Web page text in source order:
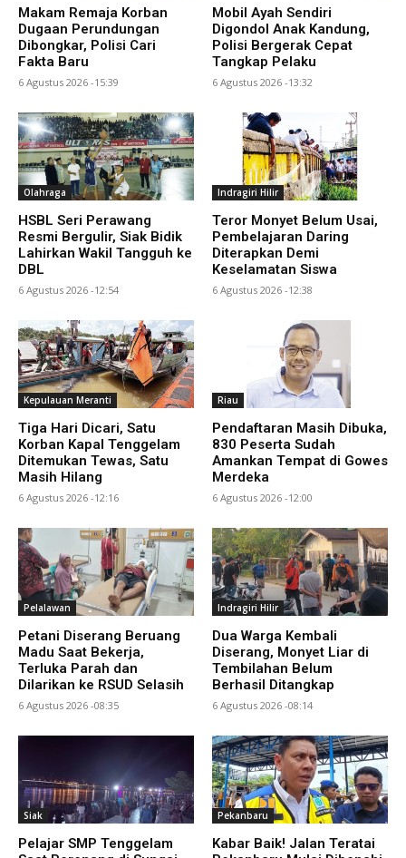
Makam Remaja Korban
Dugaan Perundungan
Dibongkar, Polisi Cari
Fakta Baru
6 Agustus 2026 -15:39
Mobil Ayah Sendiri
Digondol Anak Kandung,
Polisi Bergerak Cepat
Tangkap Pelaku
6 Agustus 2026 -13:32
Olahraga
HSBL Seri Perawang
Resmi Bergulir, Siak Bidik
Lahirkan Wakil Tangguh ke
DBL
6 Agustus 2026 -12:54
Indragiri Hilir
Teror Monyet Belum Usai,
Pembelajaran Daring
Diterapkan Demi
Keselamatan Siswa
6 Agustus 2026 -12:38
Kepulauan Meranti
Tiga Hari Dicari, Satu
Korban Kapal Tenggelam
Ditemukan Tewas, Satu
Masih Hilang
6 Agustus 2026 -12:16
Riau
Pendaftaran Masih Dibuka,
830 Peserta Sudah
Amankan Tempat di Gowes
Merdeka
6 Agustus 2026 -12:00
Pelalawan
Petani Diserang Beruang
Madu Saat Bekerja,
Terluka Parah dan
Dilarikan ke RSUD Selasih
6 Agustus 2026 -08:35
Indragiri Hilir
Dua Warga Kembali
Diserang, Monyet Liar di
Tembilahan Belum
Berhasil Ditangkap
6 Agustus 2026 -08:14
Siak
Pelajar SMP Tenggelam
Pekanbaru
Kabar Baik! Jalan Teratai